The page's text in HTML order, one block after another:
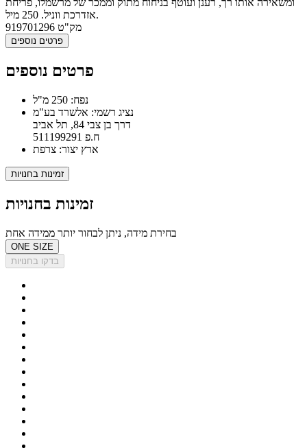
ומשאירה אותו רך, רענן ועוטף בניחוח מתוק וממכר של מרשמלו, פריחת
אזדרכת ווניל. 250 מיל.
מק"ט 919701296
פרטים נוספים
פרטים נוספים
נפח: 250 מ"ל
נציג רשמי: אלשרד בע"מ
דרך בן צבי 84, תל אביב
ח.פ 511199291
ארץ יצור: צרפת
זמינות בחנויות
זמינות בחנויות
בחירת מידה, ניתן לבחור יותר ממידה אחת
ONE SIZE
בדקו בחנויות